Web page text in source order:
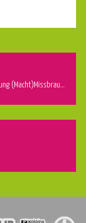
Wiedervorlage: Aufarbeitung (Macht)Missbrauch